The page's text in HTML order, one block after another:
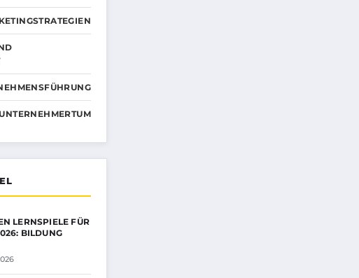
UNTERNEHMERTUM
LERNSPIELE FÜR
BILDUNG